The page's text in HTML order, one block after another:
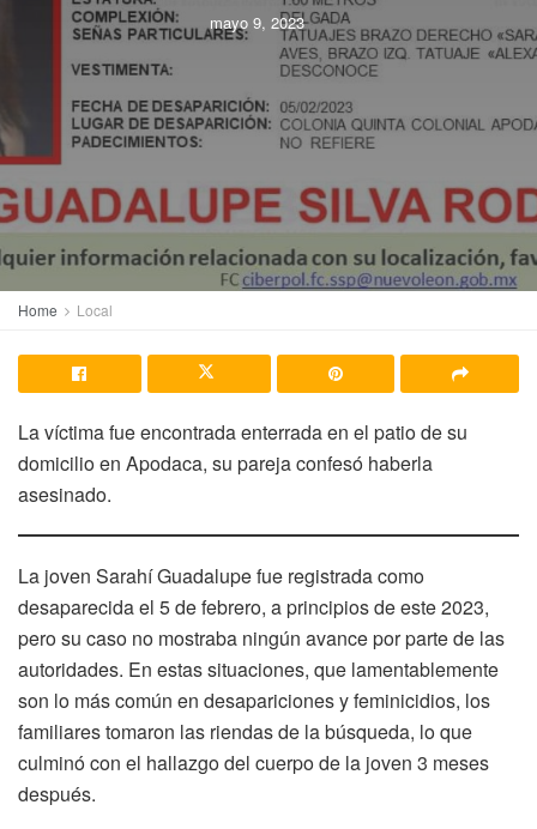
mayo 9, 2023
Home Local
La víctima fue encontrada enterrada en el patio de su
domicilio en Apodaca, su pareja confesó haberla
asesinado.
La joven Sarahí Guadalupe fue registrada como
desaparecida el 5 de febrero, a principios de este 2023,
pero su caso no mostraba ningún avance por parte de las
autoridades. En estas situaciones, que lamentablemente
son lo más común en desapariciones y feminicidios, los
familiares tomaron las riendas de la búsqueda, lo que
culminó con el hallazgo del cuerpo de la joven 3 meses
después.